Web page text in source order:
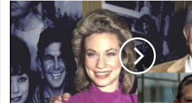
b
e
r
n
e
D
e
e
z